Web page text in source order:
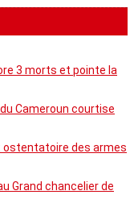
3 morts et pointe la
Cameroun courtise
ostentatoire des armes
Grand chancelier de